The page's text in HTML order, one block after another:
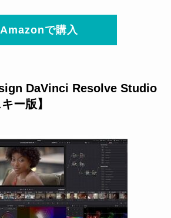
Amazonで購入
DaVinci Resolve Studio
ー版】